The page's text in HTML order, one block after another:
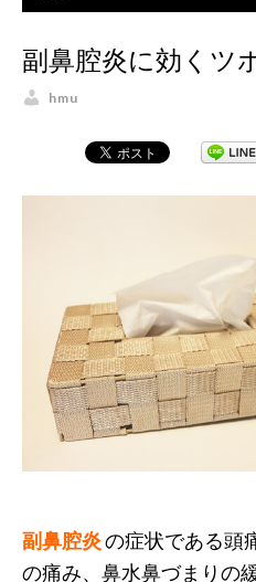
副鼻腔炎に効くツ
hmu
副鼻腔炎の症状である頭
の痛み、鼻水鼻づまりの